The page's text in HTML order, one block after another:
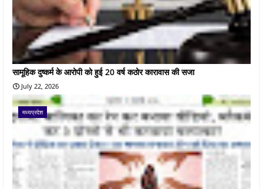
सामूहिक दुष्कर्म के आरोपी को हुई 20 वर्ष कठोर कारावास की सजा
July 22, 2026
मध्यप्रदेश